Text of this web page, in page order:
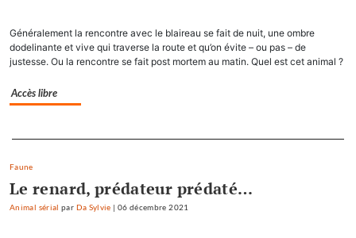
Généralement la rencontre avec le blaireau se fait de nuit, une ombre
dodelinante et vive qui traverse la route et qu’on évite – ou pas – de
justesse. Ou la rencontre se fait post mortem au matin. Quel est cet animal ?
Accès libre
Faune
Le renard, prédateur prédaté…
Animal sérial par Da Sylvie | 06 décembre 2021